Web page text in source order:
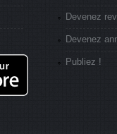
Devenez
Devenez
Publiez !